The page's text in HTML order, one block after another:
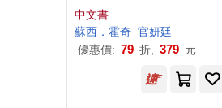
亞……從壞情緒轉生出的
藝術創作
中文書
蘇西．霍奇 官妍廷
優惠價: 79 折, 379 元